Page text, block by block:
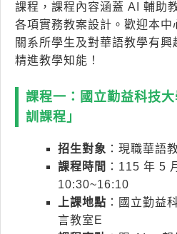
課程，課程內容涵蓋 AI 輔助
各項實務教案設計。歡迎本中
關系所學生及對華語教學有
精進教學知能！
課程一：國立勤益科技
訓課程」
招生對象 ：現職華語
課程時間 ：115 年 5
10:30~16:10
上課地點 ：國立勤益
言教室E